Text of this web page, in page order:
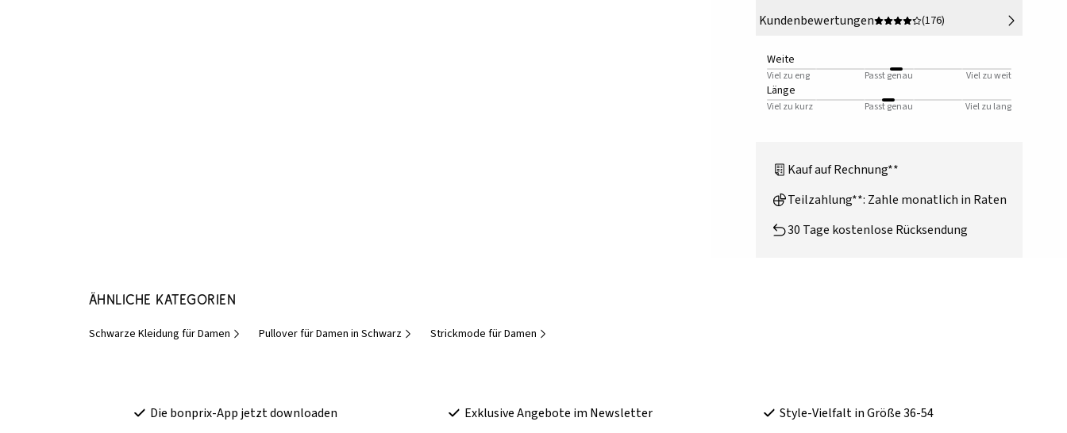
Kundenbewertungen
(176)
Weite
Viel zu eng Passt genau Viel zu weit
Länge
Viel zu kurz Passt genau Viel zu lang
Kauf auf Rechnung**
Teilzahlung**: Zahle monatlich in Raten
30 Tage kostenlose Rücksendung
Ähnliche Kategorien
Schwarze Kleidung für Damen Pullover für Damen in Schwarz Strickmode für Damen
Die bonprix-App jetzt downloaden Exklusive Angebote im Newsletter Style-Vielfalt in Größe 36-54